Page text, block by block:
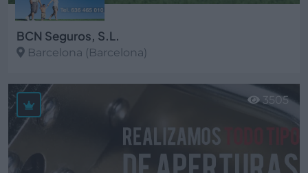
BCN Seguros, S.L.
Barcelona (Barcelona)
Ver más
3505